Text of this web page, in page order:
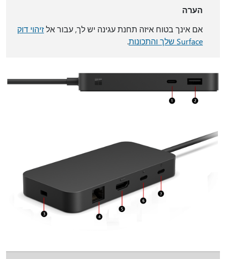
הערה
אם אינך בטוח איזה תחנת עגינה יש לך, עבור אלזיהוי דוק
Surface שלך והתכונות
.